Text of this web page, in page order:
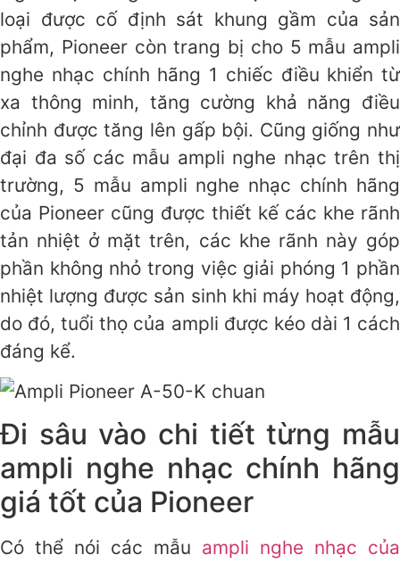
loại được cố định sát khung gầm của sản
phẩm, Pioneer còn trang bị cho 5 mẫu ampli
nghe nhạc chính hãng 1 chiếc điều khiển từ
xa thông minh, tăng cường khả năng điều
chỉnh được tăng lên gấp bội. Cũng giống như
đại đa số các mẫu ampli nghe nhạc trên thị
trường, 5 mẫu ampli nghe nhạc chính hãng
của Pioneer cũng được thiết kế các khe rãnh
tản nhiệt ở mặt trên, các khe rãnh này góp
phần không nhỏ trong việc giải phóng 1 phần
nhiệt lượng được sản sinh khi máy hoạt động,
do đó, tuổi thọ của ampli được kéo dài 1 cách
đáng kể.
Đi sâu vào chi tiết từng mẫu
ampli nghe nhạc chính hãng
giá tốt của Pioneer
Có thể nói các mẫu ampli nghe nhạc của